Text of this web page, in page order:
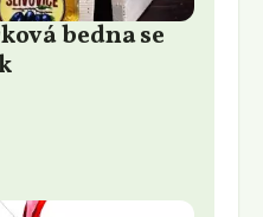
bedna se